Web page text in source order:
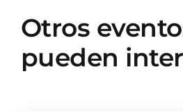
Otros
pueden